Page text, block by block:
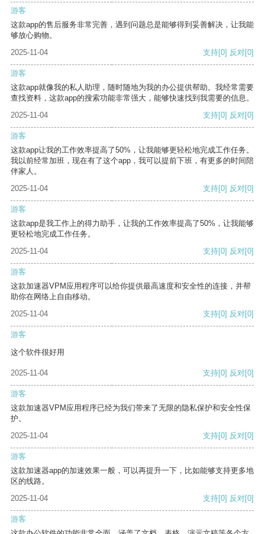
游客
这款app的售后服务非常完善，遇到问题总是能够得到妥善解决，让我能
够放心购物。
2025-11-04
支持[0] 反对[0]
游客
这款app就像我的私人助理，随时随地为我的办公提供帮助。我经常需要
查找资料，这款app的搜索功能非常强大，能够快速找到我需要的信息。
2025-11-04
支持[0] 反对[0]
游客
这款app让我的工作效率提高了50%，让我能够更轻松地完成工作任务。
我以前经常加班，现在有了这个app，我可以提前下班，有更多的时间陪
伴家人。
2025-11-04
支持[0] 反对[0]
游客
这款app是我工作上的得力助手，让我的工作效率提高了50%，让我能够
更轻松地完成工作任务。
2025-11-04
支持[0] 反对[0]
游客
这款加速器VPM应用程序可以给你提供最高速度和安全性的连接，并帮
助你在网络上自由移动。
2025-11-04
支持[0] 反对[0]
游客
这个软件很好用
2025-11-04 支持[0] 反对[0]
游客
这款加速器VPM应用程序已经为我们带来了无限的隐私保护和安全性保
护。
2025-11-04
支持[0] 反对[0]
游客
这款加速器app的加速效果一般，可以再提升一下，比如能够支持更多地
区的线路。
2025-11-04
支持[0] 反对[0]
游客